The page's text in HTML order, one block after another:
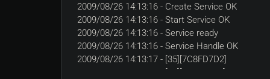
2009/08/26 14:13:16 - Create Service OK
2009/08/26 14:13:16 - Start Service OK
2009/08/26 14:13:16 - Service ready
2009/08/26 14:13:16 - Service Handle OK
2009/08/26 14:13:17 - [35][7C8FD7D2]
2009/08/26 14:13:17 - [32][7C8FD793]